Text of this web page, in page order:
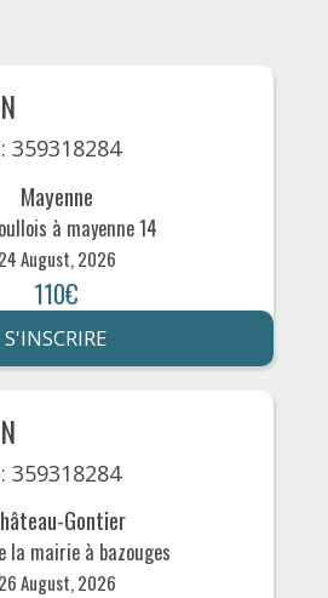
359318284
Mayenne
à mayenne 14
24 August, 2026
110€
S'INSCRIRE
359318284
Gontier
la mairie à bazouges
26 August, 2026